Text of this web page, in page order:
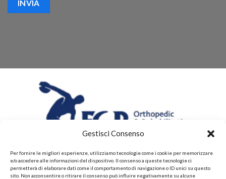
Gestisci Consenso
Per fornire le migliori esperienze, utilizziamo tecnologie come i cookie per memorizzare
e/o accedere alle informazioni del dispositivo. Il consenso a queste tecnologie ci
permetterà di elaborare dati come il comportamento di navigazione o ID unici su questo
sito. Non acconsentire o ritirare il consenso può influire negativamente su alcune